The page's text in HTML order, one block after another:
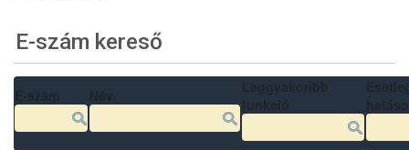
E-szám kereső